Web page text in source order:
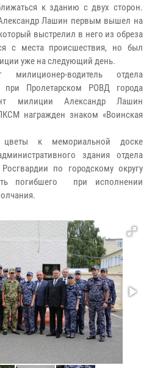
к зданию с двух сторон.
Лашин первым вышел на
выстрелил в него из обреза
с места происшествия, но был
уже на следующий день.
водитель отдела
при Пролетарском РОВД города
милиции Александр Лашин
награжден знаком «Воинская
цветы к мемориальной доске
здания отдела
по городскому округу
погибшего при исполнении